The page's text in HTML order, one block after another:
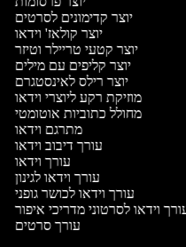
יוצר קדימונים לסרטים
יוצר קולאז' וידאו
יוצר קטעי טריילר וטיזר
יוצר קליפים עם מילים
יוצר רילס לאינסטגרם
מוזיקת רקע ליוצרי וידאו
מחולל כתוביות אוטומטי
מתרגם וידאו
עורך דיבוב וידאו
עורך וידאו
עורך וידאו לגינון
עורך וידאו לכושר גופני
עורך וידאו לסרטוני מדריכי איפור
עורך סרטים